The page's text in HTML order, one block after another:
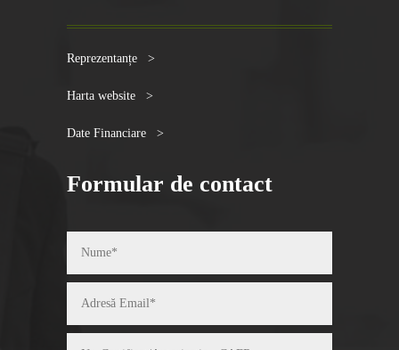
Reprezentanțe >
Harta website >
Date Financiare >
Formular de contact